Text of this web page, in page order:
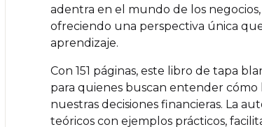
adentra en el mundo de los
ofreciendo una perspectiva única
aprendizaje.
Con 151 páginas, este libro de tapa
para quienes buscan entender cómo
nuestras decisiones financieras. La
teóricos con ejemplos prácticos,